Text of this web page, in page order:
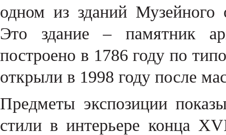
одном из зданий Музейного
Это здание – памятник
построено в 1786 году по
открыли в 1998 году после
Предметы экспозиции
стили в интерьере конца